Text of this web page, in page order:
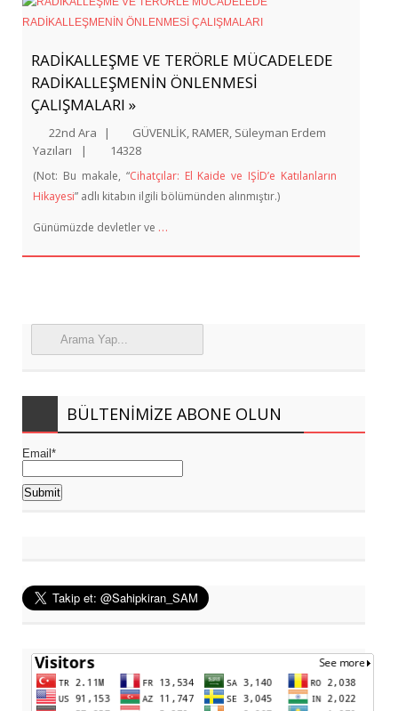
RADİKALLEŞME VE TERÖRLE MÜCADELEDE
RADİKALLEŞMENİN ÖNLENMESİ
ÇALIŞMALARI »
22nd Ara | GÜVENLİK, RAMER, Süleyman Erdem
Yazıları
| 14328
(Not: Bu makale, “Cihatçılar: El Kaide ve IŞİD’e Katılanların
Hikayesi” adlı kitabın ilgili bölümünden alınmıştır.)
Günümüzde devletler ve …
BÜLTENIMIZE ABONE OLUN
Email*